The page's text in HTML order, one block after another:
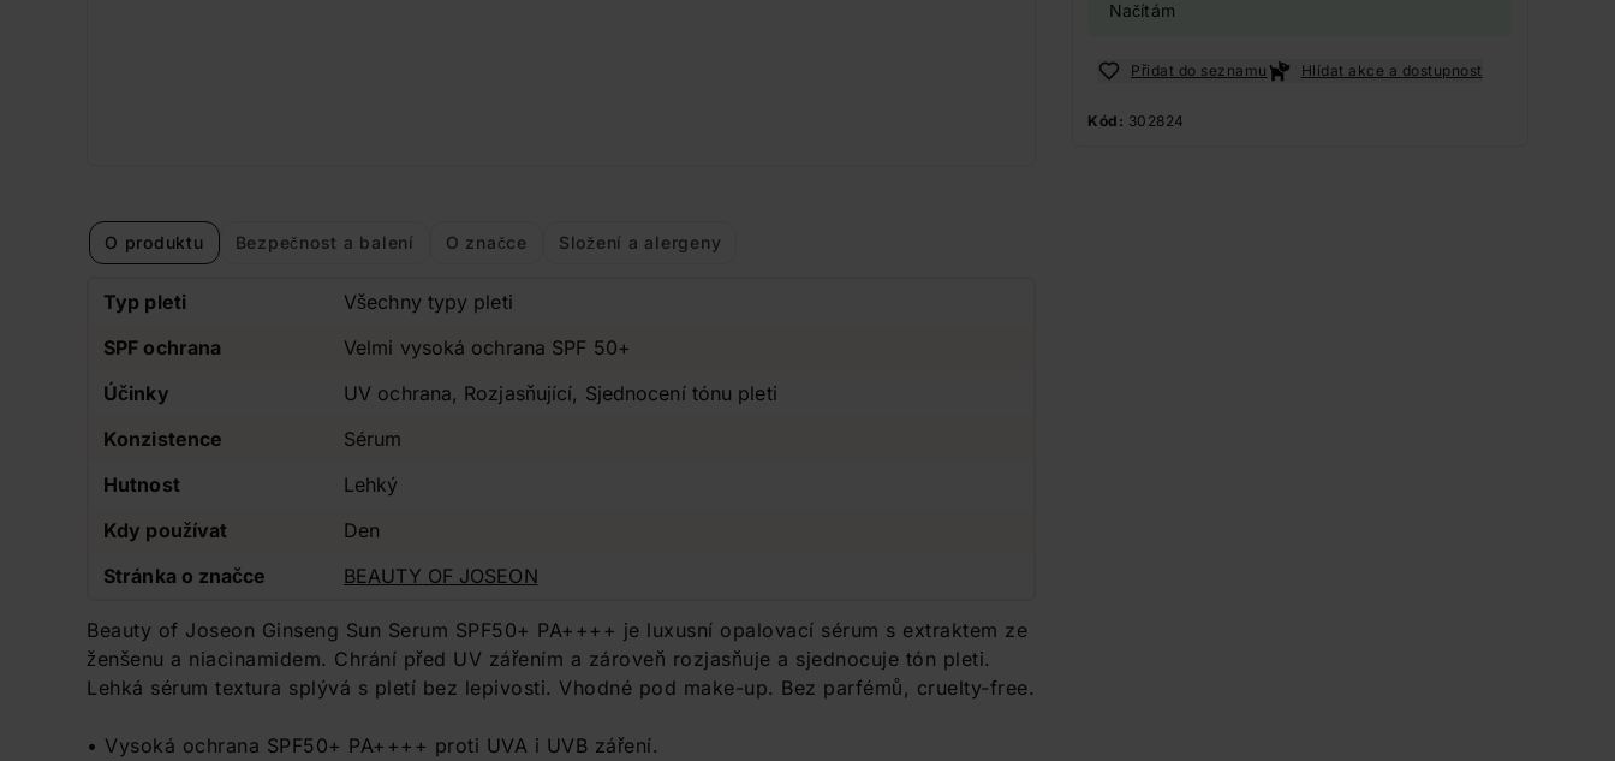
O produktu Bezpečnost a balení O značce Složení a alergeny
Typ pleti
Všechny typy pleti
SPF ochrana
Velmi vysoká ochrana SPF 50+
Účinky
UV ochrana, Rozjasňující, Sjednocení tónu pleti
Konzistence
Sérum
Hutnost
Lehký
Kdy používat
Den
Stránka o značce
BEAUTY OF JOSEON
Beauty of Joseon Ginseng Sun Serum SPF50+ PA++++ je luxusní opalovací sérum s extraktem ze
ženšenu a niacinamidem. Chrání před UV zářením a zároveň rozjasňuje a sjednocuje tón pleti.
Lehká sérum textura splývá s pletí bez lepivosti. Vhodné pod make-up. Bez parfémů, cruelty-free.
• Vysoká ochrana SPF50+ PA++++ proti UVA i UVB záření.
Načítám
Přidat do seznamu Hlídat akce a dostupnost
Kód: 302824